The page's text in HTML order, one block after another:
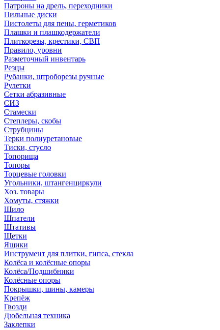
Патроны на дрель, переходники
Пильные диски
Пистолеты для пены, герметиков
Плашки и плашкодержатели
Плиткорезы, крестики, СВП
Правило, уровни
Разметочный инвентарь
Резцы
Рубанки, штроборезы ручные
Рулетки
Сетки абразивные
СИЗ
Стамески
Степлеры, скобы
Струбцины
Терки полиуретановые
Тиски, стусло
Топорища
Топоры
Торцевые головки
Угольники, штангенциркули
Хоз. товары
Хомуты, стяжки
Шило
Шпатели
Штативы
Щетки
Ящики
Инструмент для плитки, гипса, стекла
Колёса и колёсные опоры
Колёса/Подшибники
Колёсные опоры
Покрышки, шины, камеры
Крепёж
Гвозди
Дюбельная техника
Заклепки